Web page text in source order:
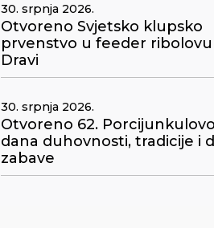
30. srpnja 2026.
Otvoreno Svjetsko klupsko
prvenstvo u feeder ribolovu
Dravi
30. srpnja 2026.
Otvoreno 62.
dana duhovnosti, tradicije i
zabave